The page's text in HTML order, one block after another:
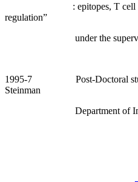
: epitopes, T cell
regulation”
under the supervision
1995-7 Post-Doctoral
Steinman
Department of